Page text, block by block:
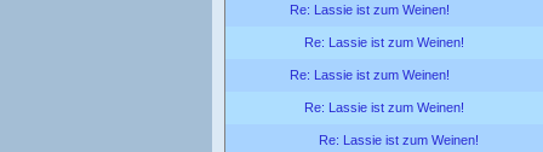
Re: Lassie ist zum Weinen!
Re: Lassie ist zum Weinen!
Re: Lassie ist zum Weinen!
Re: Lassie ist zum Weinen!
Re: Lassie ist zum Weinen!